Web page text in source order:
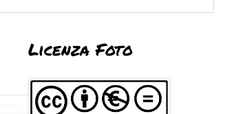
Licenza Foto